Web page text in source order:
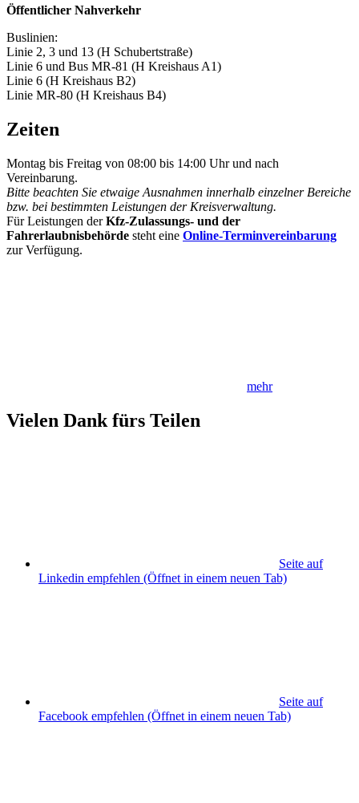
Öffentlicher Nahverkehr
Buslinien:
Linie 2, 3 und 13 (H Schubertstraße)
Linie 6 und Bus MR-81 (H Kreishaus A1)
Linie 6 (H Kreishaus B2)
Linie MR-80 (H Kreishaus B4)
Zeiten
Montag bis Freitag von 08:00 bis 14:00 Uhr und nach
Vereinbarung.
Bitte beachten Sie etwaige Ausnahmen innerhalb einzelner Bereiche
bzw. bei bestimmten Leistungen der Kreisverwaltung.
Für Leistungen derKfz-Zulassungs- und der
Fahrerlaubnisbehörde steht eine Online-Terminvereinbarung
zur Verfügung.
mehr
Vielen Dank fürs Teilen
Seite auf
Linkedin empfehlen (Öffnet in einem neuen Tab)
Seite auf
Facebook empfehlen (Öffnet in einem neuen Tab)